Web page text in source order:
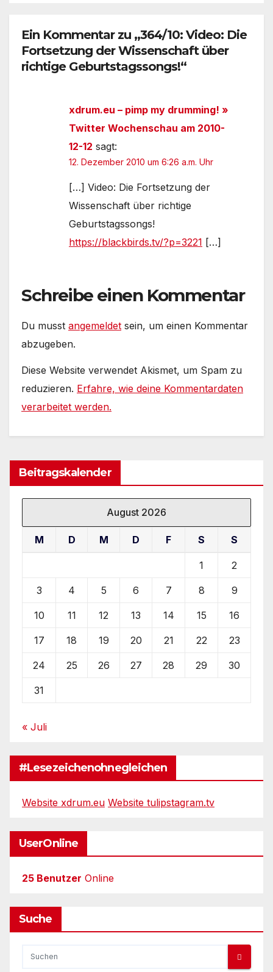
Ein Kommentar zu „364/10: Video: Die
Fortsetzung der Wissenschaft über
richtige Geburtstagssongs!“
xdrum.eu – pimp my drumming! »
Twitter Wochenschau am 2010-
12-12 sagt:
12. Dezember 2010 um 6:26 a.m. Uhr
[…] Video: Die Fortsetzung der
Wissenschaft über richtige
Geburtstagssongs!
https://blackbirds.tv/?p=3221 […]
Schreibe einen Kommentar
Du musst angemeldet sein, um einen Kommentar
abzugeben.
Diese Website verwendet Akismet, um Spam zu
reduzieren. Erfahre, wie deine Kommentardaten
verarbeitet werden.
Beitragskalender
August 2026
M D M D F S S
1 2
3 4 5 6 7 8 9
10 11 12 13 14 15 16
17 18 19 20 21 22 23
24 25 26 27 28 29 30
31
« Juli
#Lesezeichenohnegleichen
Website xdrum.eu Website tulipstagram.tv
UserOnline
25 Benutzer Online
Suche